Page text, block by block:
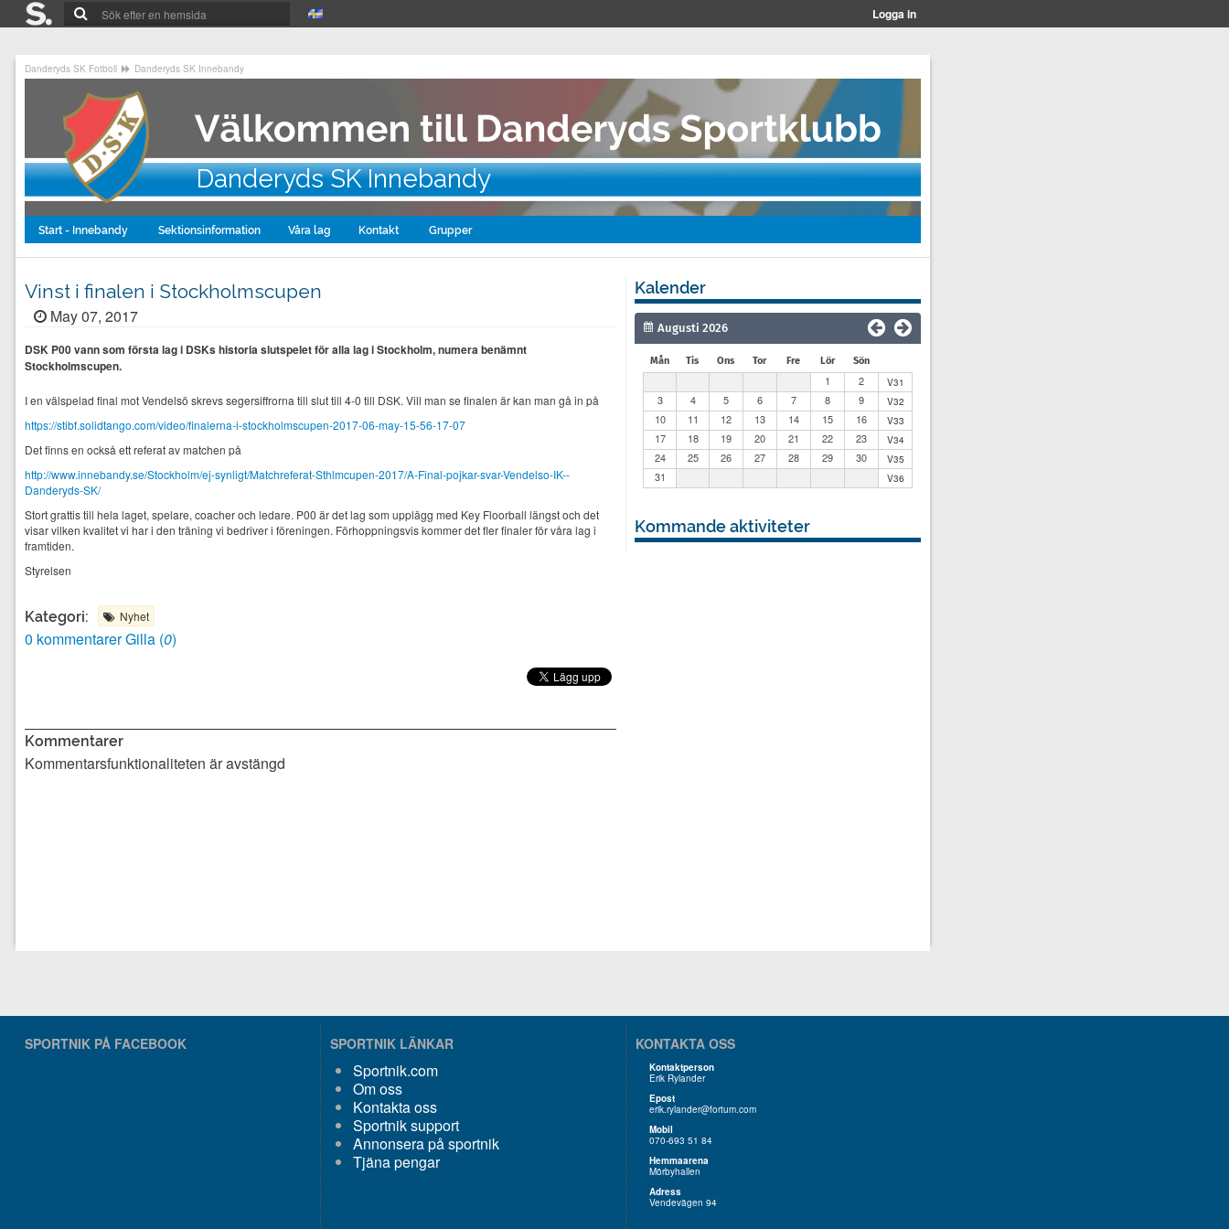
Logga in
Danderyds SK Fotboll Danderyds SK Innebandy
Danderyds SK Innebandy
Start - Innebandy Sektionsinformation Våra lag Kontakt Grupper
Vinst i finalen i Stockholmscupen
May 07, 2017
DSK P00 vann som första lag i DSKs historia slutspelet för alla lag i Stockholm, numera benämnt
Stockholmscupen.
I en välspelad final mot Vendelsö skrevs segersiffrorna till slut till 4-0 till DSK. Vill man se finalen är kan man gå in på
https://stibf.solidtango.com/video/finalerna-i-stockholmscupen-2017-06-may-15-56-17-07
Det finns en också ett referat av matchen på
http://www.innebandy.se/Stockholm/ej-synligt/Matchreferat-Sthlmcupen-2017/A-Final-pojkar-svar-Vendelso-IK--
Danderyds-SK/
Stort grattis till hela laget, spelare, coacher och ledare. P00 är det lag som upplägg med Key Floorball längst och det
visar vilken kvalitet vi har i den träning vi bedriver i föreningen. Förhoppningsvis kommer det fler finaler för våra lag i
framtiden.
Styrelsen
Kategori: Nyhet
0 kommentarerGilla (0)
Kommentarer
Kommentarsfunktionaliteten är avstängd
Kalender
Mån Tis Ons Tor Fre Lör Sön
1 2 V31
3 4 5 6 7 8 9 V32
10 11 12 13 14 15 16 V33
17 18 19 20 21 22 23 V34
24 25 26 27 28 29 30 V35
31 V36
Kommande aktiviteter
SPORTNIK PÅ FACEBOOK SPORTNIK LÄNKAR
Sportnik.com
Om oss
Kontakta oss
Sportnik support
Annonsera på sportnik
Tjäna pengar
KONTAKTA OSS
Kontaktperson
Erik Rylander
Epost
erik.rylander@fortum.com
Mobil
070-693 51 84
Hemmaarena
Mörbyhallen
Adress
Vendevägen 94